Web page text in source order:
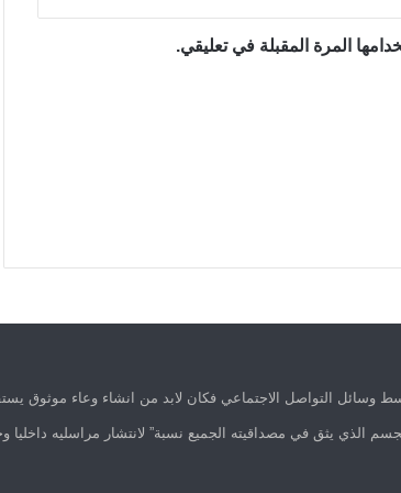
المرة المقبلة في تعليقي.
وسائل التواصل الاجتماعي فكان لابد من انشاء وعاء موثوق
الذي يثق في مصداقيته الجميع نسبة” لانتشار مراسليه داخليا